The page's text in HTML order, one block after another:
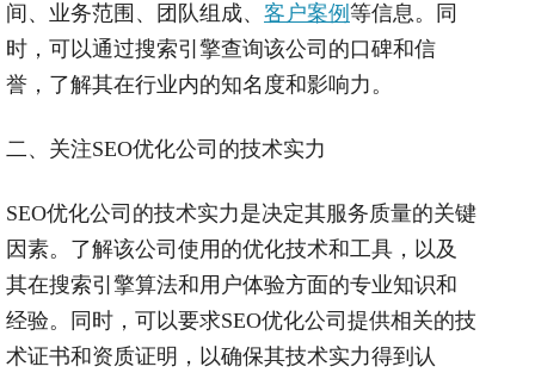
间、业务范围、团队组成、 客户案例 等信息。同
时，可以通过搜索引擎查询该公司的口碑和信
誉，了解其在行业内的知名度和影响力。
二、关注SEO优化公司的技术实力
SEO优化公司的技术实力是决定其服务质量的关键
因素。了解该公司使用的优化技术和工具，以及
其在搜索引擎算法和用户体验方面的专业知识和
经验。同时，可以要求SEO优化公司提供相关的技
术证书和资质证明，以确保其技术实力得到认